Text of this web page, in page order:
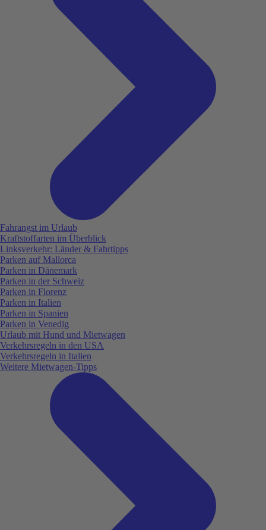
Fahrangst im Urlaub
Kraftstoffarten im Überblick
Linksverkehr: Länder & Fahrtipps
Parken auf Mallorca
Parken in Dänemark
Parken in der Schweiz
Parken in Florenz
Parken in Italien
Parken in Spanien
Parken in Venedig
Urlaub mit Hund und Mietwagen
Verkehrsregeln in den USA
Verkehrsregeln in Italien
Weitere Mietwagen-Tipps